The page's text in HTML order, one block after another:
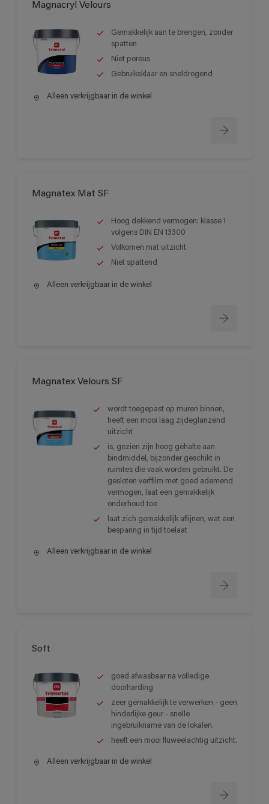
Magnacryl Velours
Gemakkelijk aan te brengen, zonder
spatten
Niet poreus
Gebruiksklaar en sneldrogend
Alleen verkrijgbaar in de winkel
Magnatex Mat SF
Hoog dekkend vermogen: klasse 1
volgens DIN EN 13300
Volkomen mat uitzicht
Niet spattend
Alleen verkrijgbaar in de winkel
Magnatex Velours SF
wordt toegepast op muren binnen,
heeft een mooi laag zijdeglanzend
uitzicht
is, gezien zijn hoog gehalte aan
bindmiddel, bijzonder geschikt in
ruimtes die vaak worden gebruikt. De
gesloten verffilm met goed ademend
vermogen, laat een gemakkelijk
onderhoud toe
laat zich gemakkelijk aflijnen, wat een
besparing in tijd toelaat
Alleen verkrijgbaar in de winkel
Soft
goed afwasbaar na volledige
doorharding
zeer gemakkelijk te verwerken - geen
hinderlijke geur - snelle
ingebruikname van de lokalen.
heeft een mooi fluweelachtig uitzicht.
Alleen verkrijgbaar in de winkel